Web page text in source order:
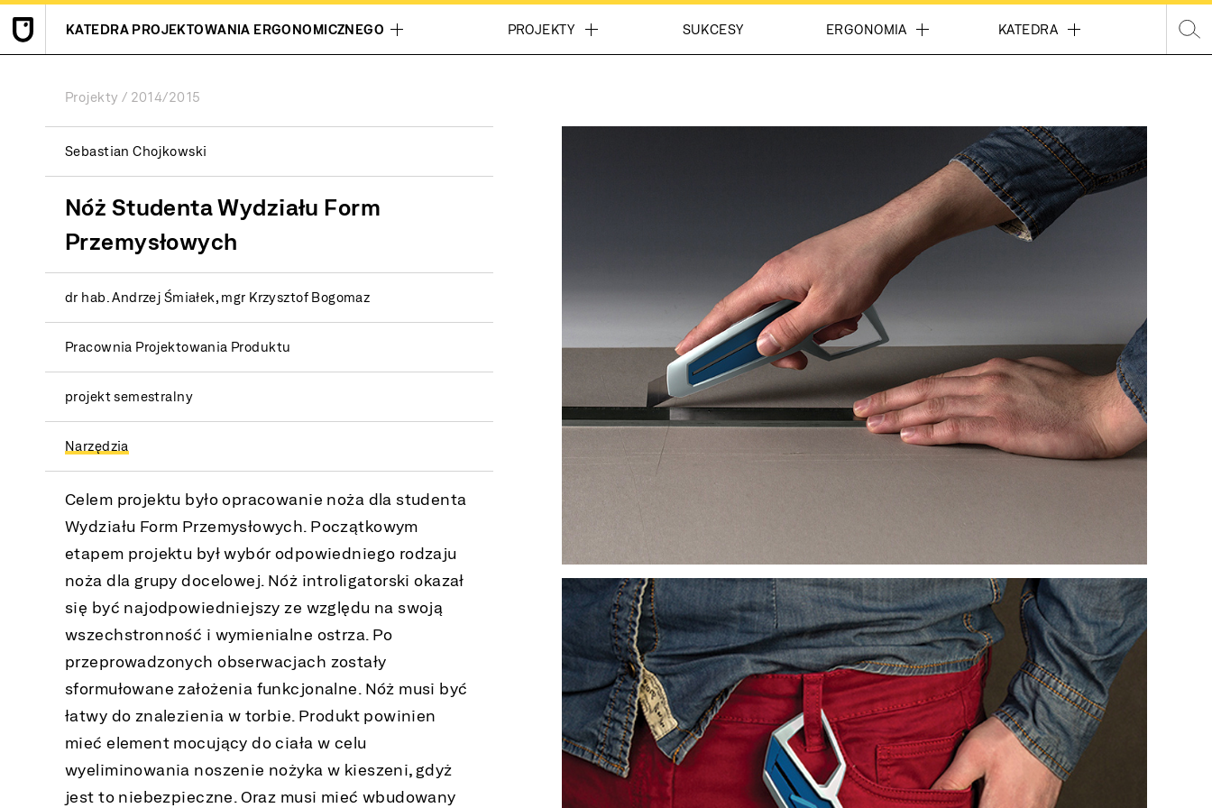
KATEDRA PROJEKTOWANIA ERGONOMICZNEGO PROJEKTY SUKCESY ERGONOMIA KATEDRA
Projekty 2014/2015
Sebastian Chojkowski
Nóż Studenta Wydziału Form
Przemysłowych
dr hab. Andrzej Śmiałek, mgr Krzysztof Bogomaz
Pracownia Projektowania Produktu
projekt semestralny
Narzędzia
Celem projektu było opracowanie noża dla studenta
Wydziału Form Przemysłowych. Początkowym
etapem projektu był wybór odpowiedniego rodzaju
noża dla grupy docelowej. Nóż introligatorski okazał
się być najodpowiedniejszy ze względu na swoją
wszechstronność i wymienialne ostrza. Po
przeprowadzonych obserwacjach zostały
sformułowane założenia funkcjonalne. Nóż musi być
łatwy do znalezienia w torbie. Produkt powinien
mieć element mocujący do ciała w celu
wyeliminowania noszenie nożyka w kieszeni, gdyż
jest to niebezpieczne. Oraz musi mieć wbudowany